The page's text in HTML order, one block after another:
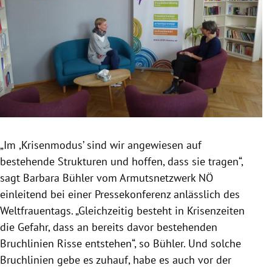
Untermenü
Untermenü
Untermenü
Untermenü
Untermenü
Untermenü
„Im ,Krisenmodus’ sind wir angewiesen auf
bestehende Strukturen und hoffen, dass sie tragen“,
sagt Barbara Bühler vom Armutsnetzwerk NÖ
einleitend bei einer Pressekonferenz anlässlich des
Weltfrauentags. „Gleichzeitig besteht in Krisenzeiten
die Gefahr, dass an bereits davor bestehenden
Bruchlinien Risse entstehen“, so Bühler. Und solche
Bruchlinien gebe es zuhauf, habe es auch vor der